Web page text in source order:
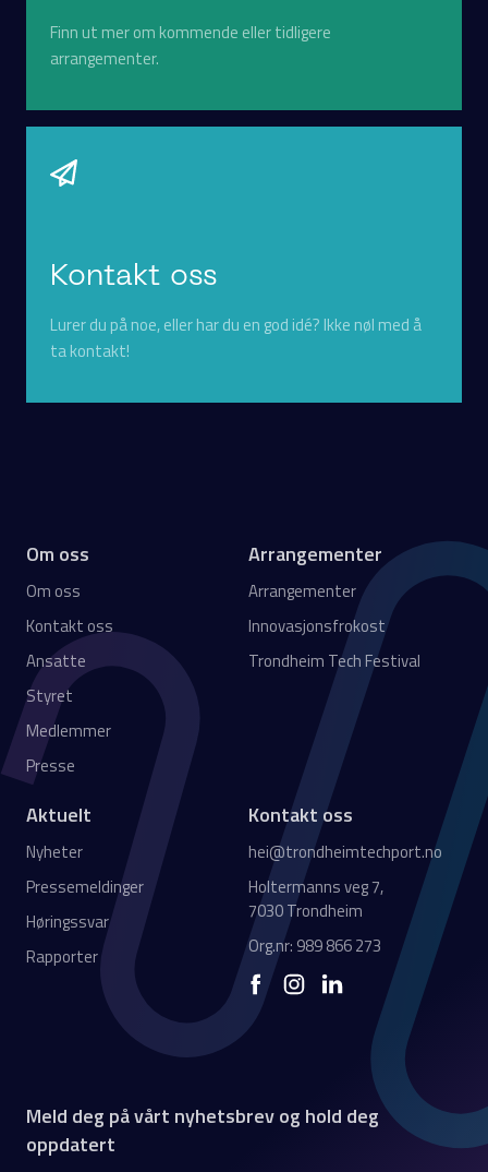
Finn ut mer om kommende eller tidligere
arrangementer.
Kontakt oss
Lurer du på noe, eller har du en god idé? Ikke nøl med å
ta kontakt!
Om oss
Om oss
Kontakt oss
Ansatte
Styret
Medlemmer
Presse
Arrangementer
Arrangementer
Innovasjonsfrokost
Trondheim Tech Festival
Aktuelt
Nyheter
Pressemeldinger
Høringssvar
Rapporter
Kontakt oss
hei@trondheimtechport.no
Holtermanns veg 7,
7030 Trondheim
Org.nr: 989 866 273
Meld deg på vårt nyhetsbrev og hold deg
oppdatert